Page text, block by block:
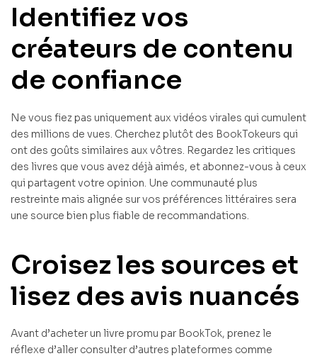
Identifiez vos
créateurs de contenu
de confiance
Ne vous fiez pas uniquement aux vidéos virales qui cumulent
des millions de vues. Cherchez plutôt des BookTokeurs qui
ont des goûts similaires aux vôtres. Regardez les critiques
des livres que vous avez déjà aimés, et abonnez-vous à ceux
qui partagent votre opinion. Une communauté plus
restreinte mais alignée sur vos préférences littéraires sera
une source bien plus fiable de recommandations.
Croisez les sources et
lisez des avis nuancés
Avant d’acheter un livre promu par BookTok, prenez le
réflexe d’aller consulter d’autres plateformes comme